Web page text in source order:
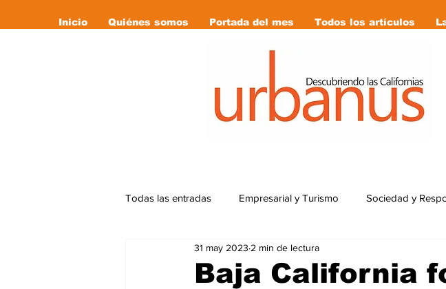
Inicio Quiénes somos Portada del mes Todos los artículos
Todas las entradas Empresarial y Turismo Sociedad y
Deportes Editorial
Baja California
31 may 2023 2 min de lectura